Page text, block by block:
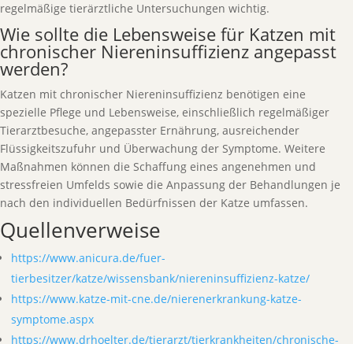
regelmäßige tierärztliche Untersuchungen wichtig.
Wie sollte die Lebensweise für Katzen mit
chronischer Niereninsuffizienz angepasst
werden?
Katzen mit chronischer Niereninsuffizienz benötigen eine
spezielle Pflege und Lebensweise, einschließlich regelmäßiger
Tierarztbesuche, angepasster Ernährung, ausreichender
Flüssigkeitszufuhr und Überwachung der Symptome. Weitere
Maßnahmen können die Schaffung eines angenehmen und
stressfreien Umfelds sowie die Anpassung der Behandlungen je
nach den individuellen Bedürfnissen der Katze umfassen.
Quellenverweise
https://www.anicura.de/fuer-
tierbesitzer/katze/wissensbank/niereninsuffizienz-katze/
https://www.katze-mit-cne.de/nierenerkrankung-katze-
symptome.aspx
https://www.drhoelter.de/tierarzt/tierkrankheiten/chronische-